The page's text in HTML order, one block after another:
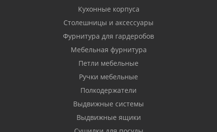
Кухонные корпуса
Столешницы и аксессуары
Фурнитура для гардеробов
Мебельная фурнитура
Петли мебельные
Ручки мебельные
Полкодержатели
Выдвижные системы
Выдвижные ящики